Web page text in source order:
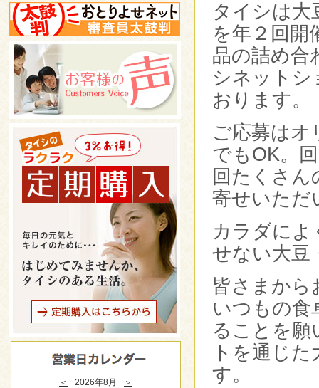
＜ 2026年8月
＞
タイシは大
を年２回開
品の詰め合
シネット
おります。
ご応募はオ
でもOK。
回たくさ
寄せいただ
カラダによ
せない大豆
皆さまから
いつもの食
ることを
トを通じ
す。